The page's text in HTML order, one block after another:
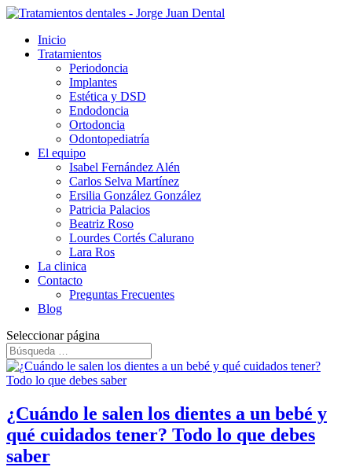
Inicio
Tratamientos
Periodoncia
Implantes
Estética y DSD
Endodoncia
Ortodoncia
Odontopediatría
El equipo
Isabel Fernández Alén
Carlos Selva Martínez
Ersilia González González
Patricia Palacios
Beatriz Roso
Lourdes Cortés Calurano
Lara Ros
La clinica
Contacto
Preguntas Frecuentes
Blog
Seleccionar página
¿Cuándo le salen los dientes a un bebé y
qué cuidados tener? Todo lo que debes
saber